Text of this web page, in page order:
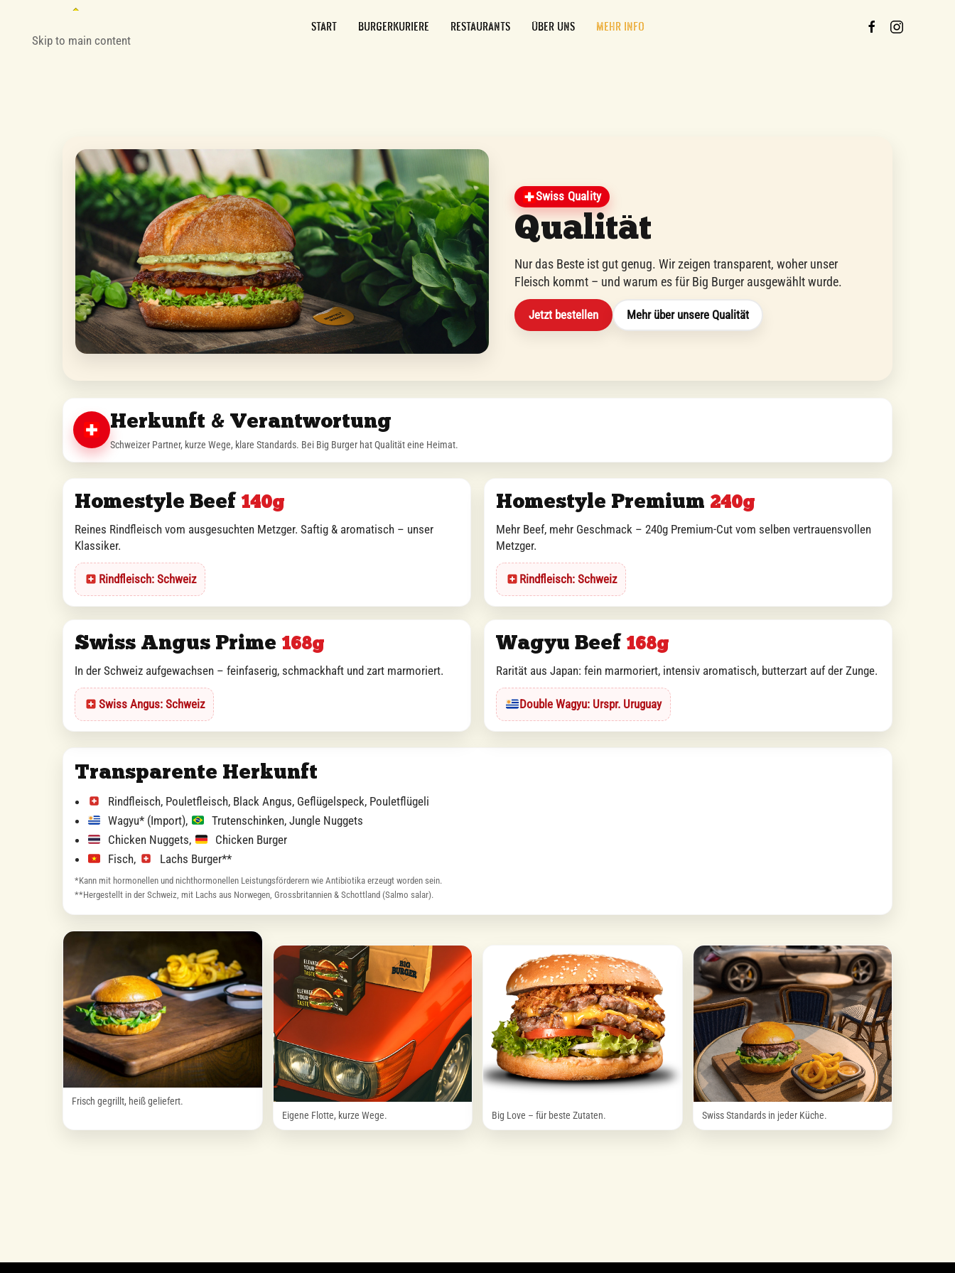
Skip to main content
START BURGERKURIERE RESTAURANTS ÜBER UNS MEHR INFO
Swiss Quality
Qualität
Nur das Beste ist gut genug. Wir zeigen transparent, woher unser
Fleisch kommt – und warum es für Big Burger ausgewählt wurde.
Jetzt bestellen Mehr über unsere Qualität
Herkunft & Verantwortung
Schweizer Partner, kurze Wege, klare Standards. Bei Big Burger hat Qualität eine Heimat.
Homestyle Beef 140g
Reines Rindfleisch vom ausgesuchten Metzger. Saftig & aromatisch – unser
Klassiker.
Rindfleisch: Schweiz
Homestyle Premium 240g
Mehr Beef, mehr Geschmack – 240g Premium-Cut vom selben vertrauensvollen
Metzger.
Rindfleisch: Schweiz
Swiss Angus Prime 168g
In der Schweiz aufgewachsen – feinfaserig, schmackhaft und zart marmoriert.
Swiss Angus: Schweiz
Wagyu Beef 168g
Rarität aus Japan: fein marmoriert, intensiv aromatisch, butterzart auf der Zunge.
Double Wagyu: Urspr. Uruguay
Transparente Herkunft
Rindfleisch, Pouletfleisch, Black Angus, Geflügelspeck, Pouletflügeli
Wagyu* (Import),
Trutenschinken, Jungle Nuggets
Chicken Nuggets,
Chicken Burger
Fisch,
Lachs Burger**
*Kann mit hormonellen und nichthormonellen Leistungsförderern wie Antibiotika erzeugt worden sein.
**Hergestellt in der Schweiz, mit Lachs aus Norwegen, Grossbritannien & Schottland (Salmo salar).
Frisch gegrillt, heiß geliefert.
Eigene Flotte, kurze Wege.
Big Love – für beste Zutaten. Swiss Standards in jeder Küche.